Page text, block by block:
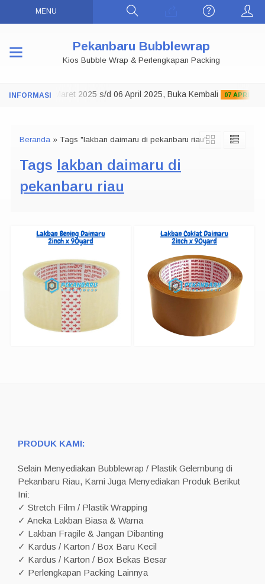
MENU
Pekanbaru Bubblewrap
Kios Bubble Wrap & Perlengkapan Packing
Tutup 29 Maret 2025 s/d 06 April 2025, Buka Kembali 07 APRIL
Beranda » Tags "lakban daimaru di pekanbaru riau"
Tags lakban daimaru di
pekanbaru riau
PRODUK KAMI:
Selain Menyediakan Bubblewrap / Plastik Gelembung di
Pekanbaru Riau, Kami Juga Menyediakan Produk Berikut
Ini:
✓ Stretch Film / Plastik Wrapping
✓ Aneka Lakban Biasa & Warna
✓ Lakban Fragile & Jangan Dibanting
✓ Kardus / Karton / Box Baru Kecil
✓ Kardus / Karton / Box Bekas Besar
✓ Perlengkapan Packing Lainnya